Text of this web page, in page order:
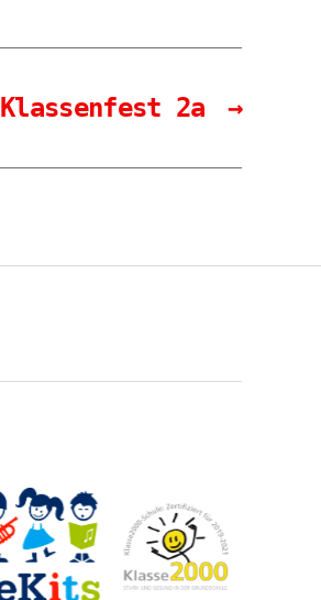
→
Klassenfest 2a